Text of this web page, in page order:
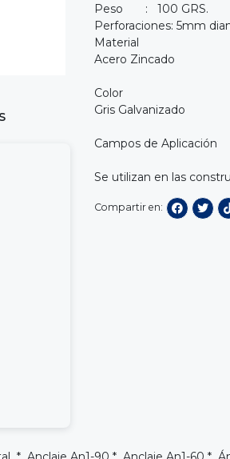
Peso : 100 GRS.
Perforaciones: 5mm
Material
Acero Zincado
Color
Gris Galvanizado
Campos de Aplicación
Se utilizan en las
Compartir en: